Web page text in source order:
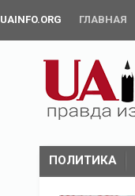
UAINFO.ORG ГЛАВНАЯ
ПОЛИТИКА